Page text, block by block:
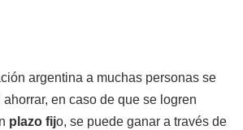
argentina a muchas personas se
ahorrar, en caso de que se logren
plazo fijo, se puede ganar a través de